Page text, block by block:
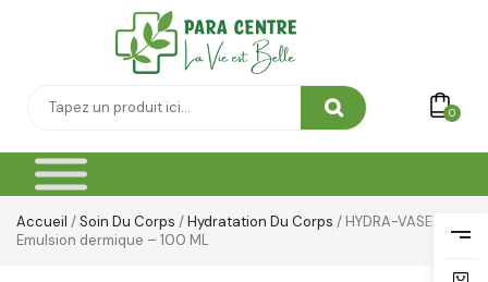
0
Accueil /Soin Du Corps /Hydratation Du Corps / HYDRA-VASELINE
Emulsion dermique – 100 ML